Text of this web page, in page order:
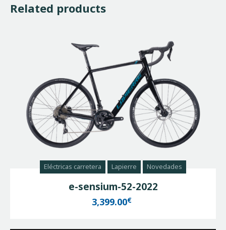
Related products
Eléctricas carretera Lapierre Novedades
e-sensium-52-2022
3,399.00€